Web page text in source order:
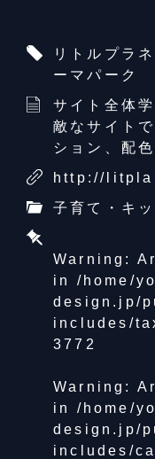
リトルプラ
ーマパーク
サイト全体
敵なサイト
ション、配
http://
子育て・キ
Warning :
in /home/
design.jp/
includes/
3772
Warning :
in /home/
design.jp/
includes/